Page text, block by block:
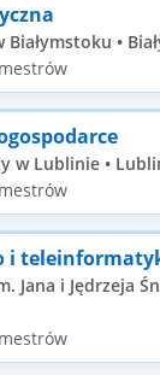
•
w Lublinie •
i
Jana i Jędrzeja